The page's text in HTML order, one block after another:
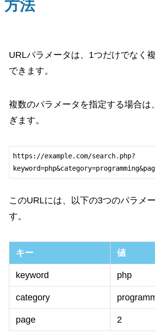
方法
URLパラメータは、1つだけでなく
できます。
複数のパラメータを指定する場合は、
ぎます。
https://example.com/search.php?
このURLには、以下の3つのパラメ
す。
キー 値
keyword php
category
page 2